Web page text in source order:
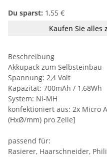
Du sparst: 1,55 €
Kaufen Sie alles
Beschreibung
Akkupack zum Selbsteinbau
Spannung: 2,4 Volt
Kapazität: 700mAh / 1,68Wh
System: Ni-MH
konfektioniert aus: 2x Micro
(HxØ/mm) pro Zelle]
passend für:
Rasierer, Haarschneider,